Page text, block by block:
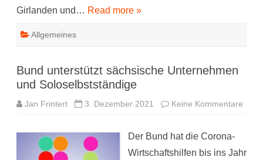
Girlanden und… Read more »
Allgemeines
Bund unterstützt sächsische Unternehmen
und Soloselbstständige
Jan Frintert 3. Dezember 2021 Keine Kommentare
Der Bund hat die Corona-
Wirtschaftshilfen bis ins Jahr